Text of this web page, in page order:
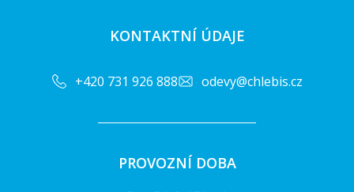
KONTAKTNÍ ÚDAJE
+420 731 926 888 odevy@chlebis.cz
PROVOZNÍ DOBA